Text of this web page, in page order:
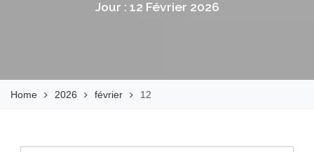
Jour : 12 Février 2026
Home 2026 février 12